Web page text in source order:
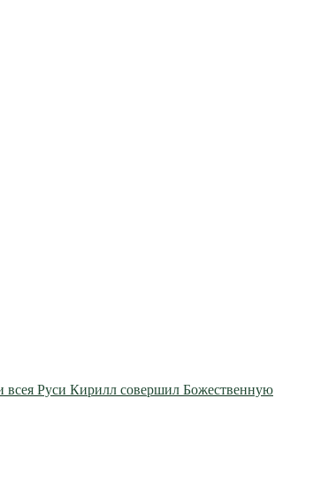
всея Руси Кирилл совершил Божественную